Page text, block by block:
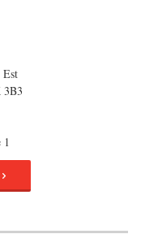
Est
3B3
1